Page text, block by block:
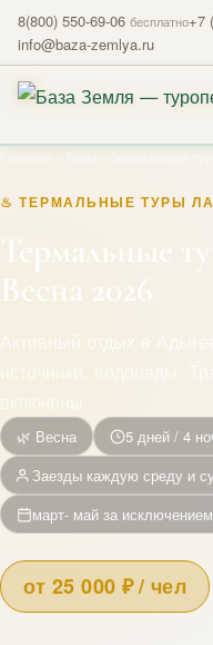
8(800) 550-69-06 бесплатно+7
info@baza-zemlya.ru
♨ ТЕРМАЛЬНЫЕ ТУРЫ
Термальные
Весна 2026
Активный отдых в
источники, водопады.
🌿 Весна
5 дней / 4
Заезды каждую среду и
март- май за
от 25 000 ₽ / чел